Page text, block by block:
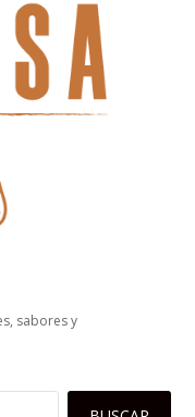
sabores y